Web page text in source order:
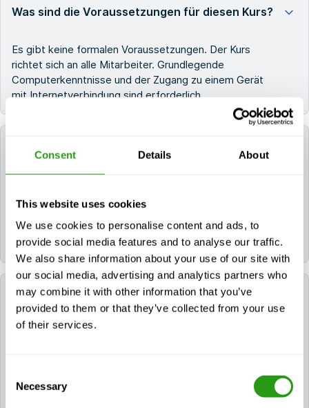
Consent Details About
This website uses cookies
We use cookies to personalise content and ads, to
provide social media features and to analyse our traffic.
We also share information about your use of our site with
our social media, advertising and analytics partners who
may combine it with other information that you’ve
provided to them or that they’ve collected from your use
of their services.
Selection
Necessary
Was sind die Voraussetzungen für diesen Kurs?
Es gibt keine formalen Voraussetzungen. Der Kurs
richtet sich an alle Mitarbeiter. Grundlegende
Computerkenntnisse und der Zugang zu einem Gerät
mit Internetverbindung sind erforderlich.
Stunden vor Kursbeginn an. Wir wissen, dass die
Kurs bis 24 Stunden vor Beginn kostenlos stornieren
oder verschieben können.
Welche Ausrüstung benötige ich für den Kurs?
Die Teilnehmer benötigen Zugang zu einem
werden.